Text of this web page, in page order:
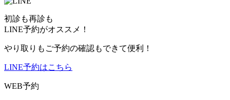
初診も再診も
LINE予約がオススメ！
やり取りもご予約の確認もできて便利！
LINE予約はこちら
WEB予約